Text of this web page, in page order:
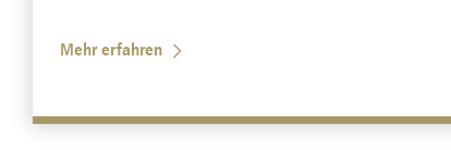
Mehr erfahren